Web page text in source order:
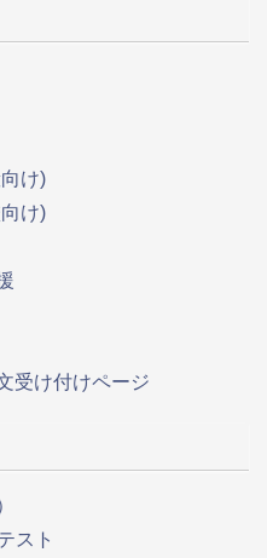
け)
け)
受け付けページ
スト